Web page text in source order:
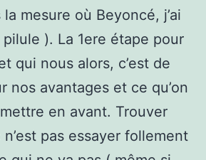
mesure où Beyoncé, j’ai
pilule ). La 1ere étape pour
qui nous alors, c’est de
nos avantages et ce qu’on
en avant. Trouver
pas essayer follement